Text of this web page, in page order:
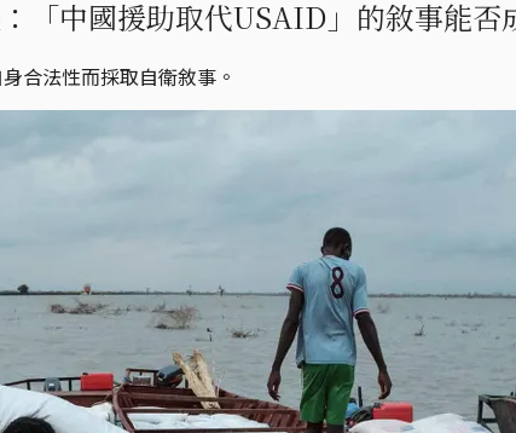
「中國援助取代USAID」的敘事能否
合法性而採取自衛敘事。